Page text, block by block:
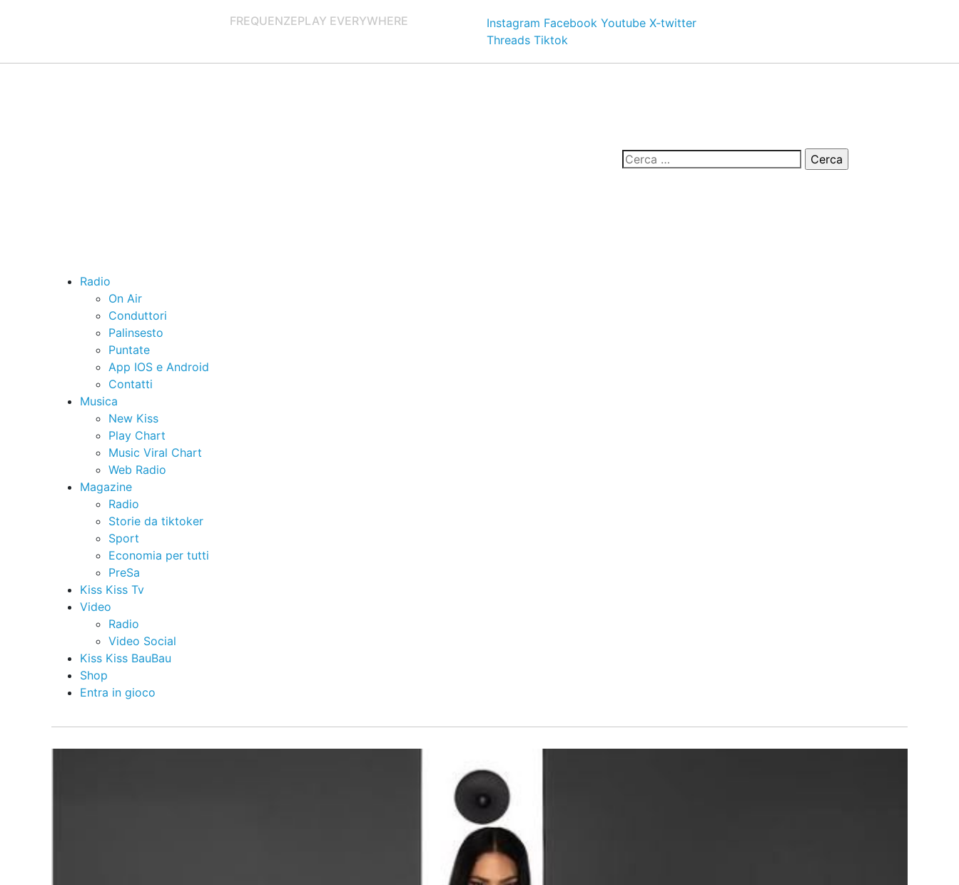
FREQUENZEPLAY EVERYWHERE Instagram Facebook Youtube X-twitter
Threads Tiktok
Radio
On Air
Conduttori
Palinsesto
Puntate
App IOS e Android
Contatti
Musica
New Kiss
Play Chart
Music Viral Chart
Web Radio
Magazine
Radio
Storie da tiktoker
Sport
Economia per tutti
PreSa
Kiss Kiss Tv
Video
Radio
Video Social
Kiss Kiss BauBau
Shop
Entra in gioco